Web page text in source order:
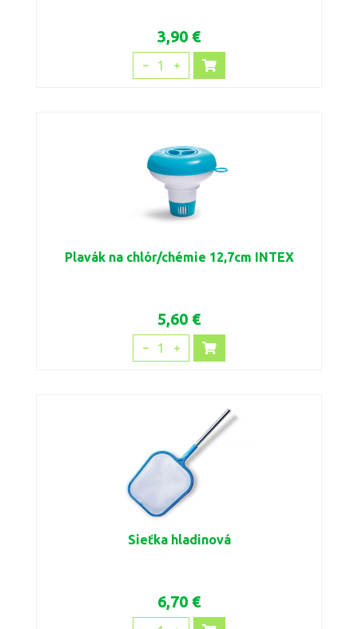
3,90 €
1
Plavák na chlór/chémie 12,7cm INTEX
5,60 €
1
Sieťka hladinová
6,70 €